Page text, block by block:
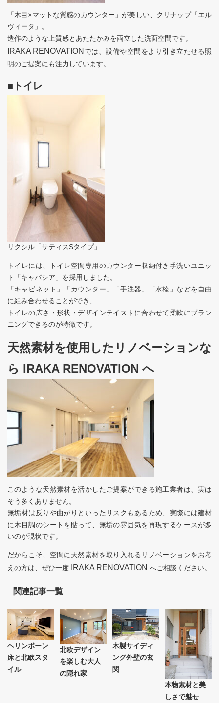
「木目×マットな質感のカウンター」が美しい、クリナップ「エル
ヴィータ」。
造作のような上質感とあたたかみを両立した洗面空間です。
IRAKA RENOVATION では、設備や空間をより引き立たせる照
明のご提案にも注力しています。
■トイレ
リクシル「サティスSタイプ」
トイレには、トイレ空間専用のカウンター収納付き手洗いユニッ
ト「キャパシア」を採用しました。
「キャビネット」「カウンター」「手洗器」「水栓」などを自由
に組み合わせることができ、
トイレの広さ・形状・デザインテイストに合わせて柔軟にプラン
ニングできるのが特徴です。
天然素材を使用したリノベーションな
ら IRAKA RENOVATION へ
このような天然素材を活かしたご提案ができる施工業者は、実は
そう多くありません。
無垢材は反りや曲がりといったリスクもあるため、実際には建材
に木目調のシートを貼って、無垢の雰囲気を再現するケースが多
いのが現状です。
だからこそ、空間に天然素材を取り入れるリノベーションをお考
えの方は、ぜひ一度
IRAKA RENOVATION へご相談ください。
関連記事一覧
ヘリンボーン
床と北欧スタ
イル
北欧デザイン
を楽しむ大人
の隠れ家
木製サイディ
ング外壁の玄
関
本物素材と美
しさで魅せ